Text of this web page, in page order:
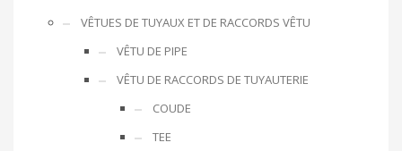
VÊTUES DE TUYAUX ET DE RACCORDS VÊTU
VÊTU DE PIPE
VÊTU DE RACCORDS DE TUYAUTERIE
COUDE
TEE